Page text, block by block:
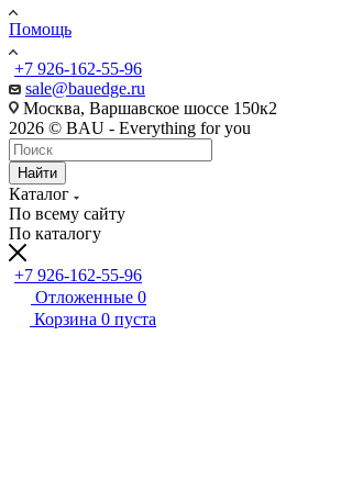
Помощь
+7 926-162-55-96
sale@bauedge.ru
Москва, Варшавское шоссе 150к2
2026 © BAU - Everything for you
Найти
Каталог
По всему сайту
По каталогу
+7 926-162-55-96
Отложенные 0
Корзина 0 пуста